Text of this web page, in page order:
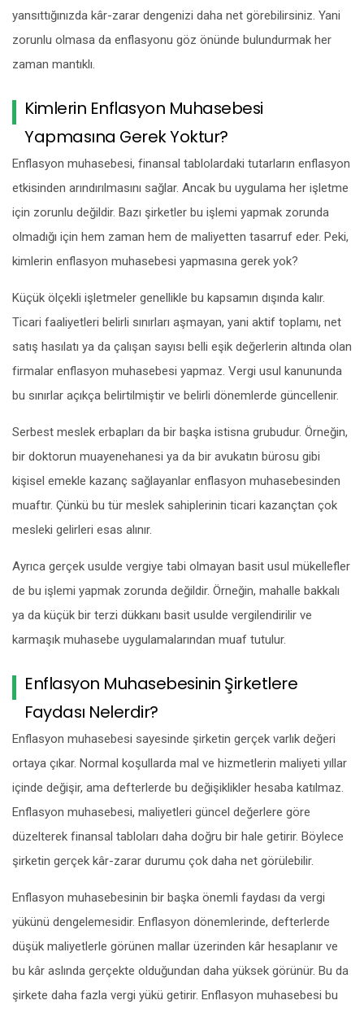
yansıttığınızda kâr-zarar dengenizi daha net görebilirsiniz. Yani
zorunlu olmasa da enflasyonu göz önünde bulundurmak her
zaman mantıklı.
Kimlerin Enflasyon Muhasebesi
Yapmasına Gerek Yoktur?
Enflasyon muhasebesi, finansal tablolardaki tutarların enflasyon
etkisinden arındırılmasını sağlar. Ancak bu uygulama her işletme
için zorunlu değildir. Bazı şirketler bu işlemi yapmak zorunda
olmadığı için hem zaman hem de maliyetten tasarruf eder. Peki,
kimlerin enflasyon muhasebesi yapmasına gerek yok?
Küçük ölçekli işletmeler genellikle bu kapsamın dışında kalır.
Ticari faaliyetleri belirli sınırları aşmayan, yani aktif toplamı, net
satış hasılatı ya da çalışan sayısı belli eşik değerlerin altında olan
firmalar enflasyon muhasebesi yapmaz. Vergi usul kanununda
bu sınırlar açıkça belirtilmiştir ve belirli dönemlerde güncellenir.
Serbest meslek erbapları da bir başka istisna grubudur. Örneğin,
bir doktorun muayenehanesi ya da bir avukatın bürosu gibi
kişisel emekle kazanç sağlayanlar enflasyon muhasebesinden
muaftır. Çünkü bu tür meslek sahiplerinin ticari kazançtan çok
mesleki gelirleri esas alınır.
Ayrıca gerçek usulde vergiye tabi olmayan basit usul mükellefler
de bu işlemi yapmak zorunda değildir. Örneğin, mahalle bakkalı
ya da küçük bir terzi dükkanı basit usulde vergilendirilir ve
karmaşık muhasebe uygulamalarından muaf tutulur.
Enflasyon Muhasebesinin Şirketlere
Faydası Nelerdir?
Enflasyon muhasebesi sayesinde şirketin gerçek varlık değeri
ortaya çıkar. Normal koşullarda mal ve hizmetlerin maliyeti yıllar
içinde değişir, ama defterlerde bu değişiklikler hesaba katılmaz.
Enflasyon muhasebesi, maliyetleri güncel değerlere göre
düzelterek finansal tabloları daha doğru bir hale getirir. Böylece
şirketin gerçek kâr-zarar durumu çok daha net görülebilir.
Enflasyon muhasebesinin bir başka önemli faydası da vergi
yükünü dengelemesidir. Enflasyon dönemlerinde, defterlerde
düşük maliyetlerle görünen mallar üzerinden kâr hesaplanır ve
bu kâr aslında gerçekte olduğundan daha yüksek görünür. Bu da
şirkete daha fazla vergi yükü getirir. Enflasyon muhasebesi bu